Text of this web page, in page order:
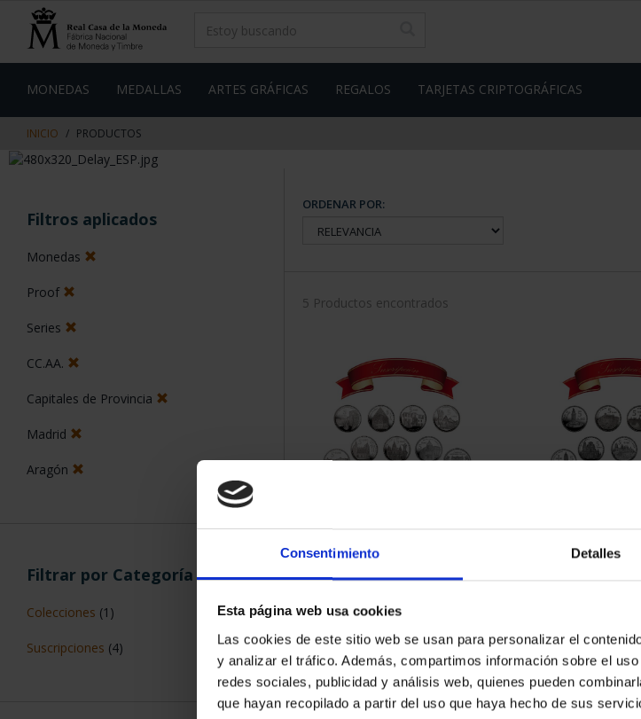
Consentimiento Detalles
Esta página web usa cookies
Las cookies de este sitio web se usan para personalizar el
y analizar el tráfico. Además, compartimos información sobre el
redes sociales, publicidad y análisis web, quienes pueden
que hayan recopilado a partir del uso que haya hecho de sus
contenido
de
MONEDAS MEDALLAS ARTES GRÁFICAS REGALOS TARJETAS CRIPTOGRÁFICAS
INICIO PRODUCTOS
Filtros aplicados
Monedas
Proof
Series
CC.AA.
Capitales de Provincia
Madrid
Aragón
Filtrar por Categoría
Colecciones (1)
Suscripciones (4)
ORDENAR POR:
5 Productos encontrados
SUSCRIPCIÓN CAPITALES DE
PROVINCIA 1
949,00 €
Sólo para usuarios registrados
SUSCRIPCIÓN